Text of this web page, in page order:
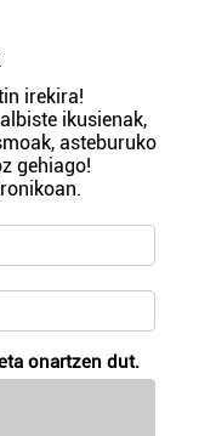
irekira!
ikusienak,
asteburuko
gehiago!
onartzen dut.